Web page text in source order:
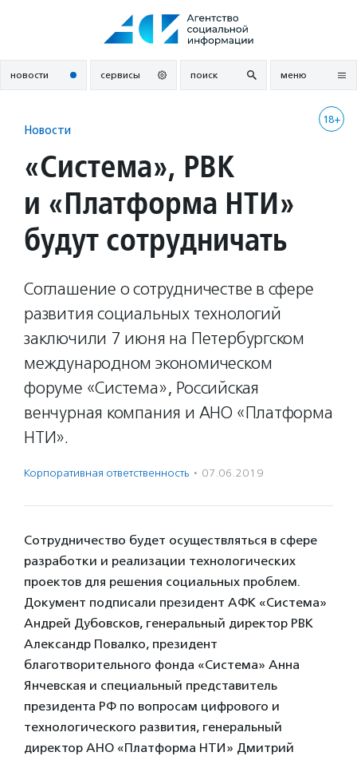
новости сервисы поиск меню
18+
Новости
«Система», РВК
и «Платформа НТИ»
будут сотрудничать
Соглашение о сотрудничестве в сфере
развития социальных технологий
заключили 7 июня на Петербургском
международном экономическом
форуме «Система», Российская
венчурная компания и АНО «Платформа
НТИ».
Корпоративная ответственность · 07.06.2019
Сотрудничество будет осуществляться в сфере
разработки и реализации технологических
проектов для решения социальных проблем.
Документ подписали президент АФК «Система»
Андрей Дубовсков, генеральный директор РВК
Александр Повалко, президент
благотворительного фонда «Система» Анна
Янчевская и специальный представитель
президента РФ по вопросам цифрового и
технологического развития, генеральный
директор АНО «Платформа НТИ» Дмитрий